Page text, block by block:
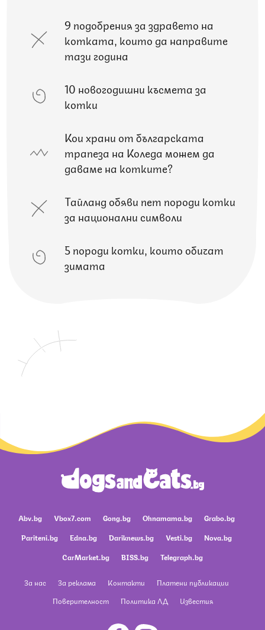
9 подобрения за здравето на
котката, които да направите
тази година
10 новогодишни късмета за
котки
Кои храни от българската
трапеза на Коледа можем да
даваме на котките?
Тайланд обяви пет породи котки
за национални символи
5 породи котки, които обичат
зимата
Abv.bg Vbox7.com Gong.bg Ohnamama.bg
Grabo.bg
Pariteni.bg
Edna.bg Dariknews.bg Vesti.bg
Nova.bg
CarMarket.bg
BISS.bg Telegraph.bg
За нас За реклама Контакти
Платени публикации
Поверителност
Политика ЛД Известия